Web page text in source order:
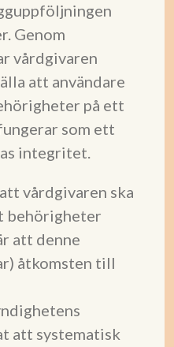
Genom
vårdgivaren
att användare
på ett
som ett
integritet.
vårdgivaren ska
behörigheter
att denne
åtkomsten till
att systematisk